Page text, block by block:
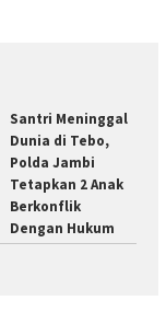
Santri Meninggal
Dunia di Tebo,
Polda Jambi
Tetapkan 2 Anak
Berkonflik
Dengan Hukum